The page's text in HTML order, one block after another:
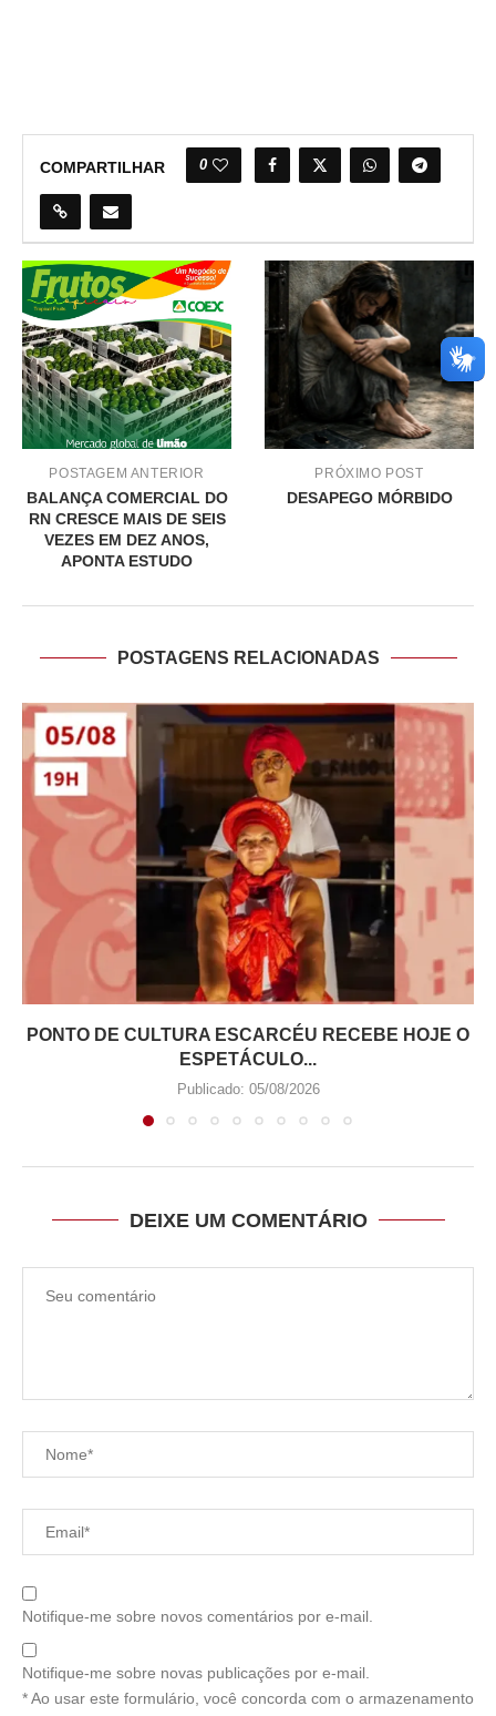
COMPARTILHAR 0
POSTAGEM ANTERIOR
BALANÇA COMERCIAL DO
RN CRESCE MAIS DE SEIS
VEZES EM DEZ ANOS,
APONTA ESTUDO
PRÓXIMO POST
DESAPEGO MÓRBIDO
POSTAGENS RELACIONADAS
PONTO DE CULTURA ESCARCÉU RECEBE HOJE O
ESPETÁCULO...
Publicado: 05/08/2026
DEIXE UM COMENTÁRIO
Notifique-me sobre novos comentários por e-mail.
Notifique-me sobre novas publicações por e-mail.
* Ao usar este formulário, você concorda com o armazenamento